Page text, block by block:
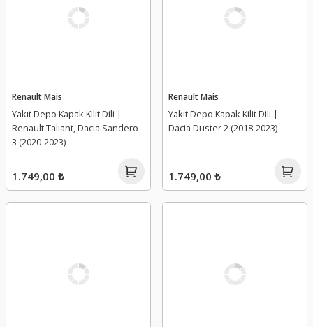
Renault Mais
Yakıt Depo Kapak Kilit Dili |
Renault Taliant, Dacia Sandero
3 (2020-2023)
1.749,00 ₺
Renault Mais
Yakıt Depo Kapak Kilit Dili |
Dacia Duster 2 (2018-2023)
1.749,00 ₺